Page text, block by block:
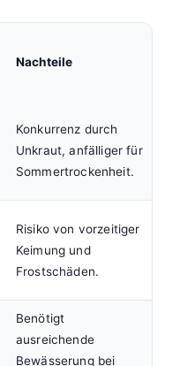
Nachteile
Konkurrenz durch
Unkraut, anfälliger für
Sommertrockenheit.
Risiko von vorzeitiger
Keimung und
Frostschäden.
Benötigt
ausreichende
Bewässerung bei